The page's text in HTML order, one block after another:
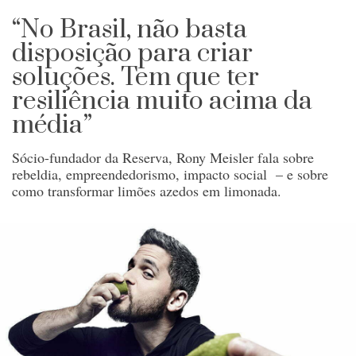
“No Brasil, não basta
disposição para criar
soluções. Tem que ter
resiliência muito acima da
média”
Sócio-fundador da Reserva, Rony Meisler fala sobre
rebeldia, empreendedorismo, impacto social – e sobre
como transformar limões azedos em limonada.